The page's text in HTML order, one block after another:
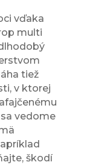
vďaka
multi
tiež
v ktorej
vedome
škodí